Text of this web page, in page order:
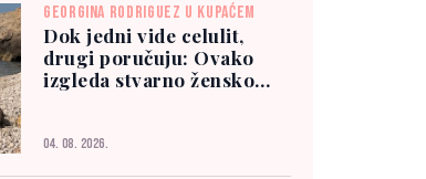
GEORGINA RODRIGUEZ U KUPAĆEM
Dok jedni vide celulit,
drugi poručuju: Ovako
izgleda stvarno žensko
04. 08. 2026.